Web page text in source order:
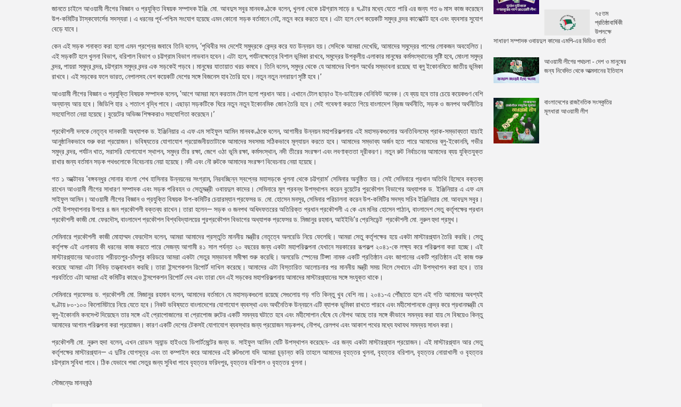
জানতে চাইলে আওয়ামী লীগের বিজ্ঞান ও প্রযুক্তি বিষয়ক সম্পাদক ইঞ্জি. মো. আবদুস সবুর মানবকণ্ঠকে বলেন, খুলনা থেকে চট্টগ্রাম সাড়ে ৪ ঘণ্টার মধ্যে যেতে পারি এর জন্য গত ৬ মাস কাজ করেছেন
উপ-কমিটির টাস্কফোর্সের সদস্যরা। এ ধরনের পূর্ব-পশ্চিম সংযোগ হয়েছে এমন কোনো সড়ক বর্তমানে নেই, নতুন করে করতে হবে। এটা হলে বেশ কয়েকটি সমুদ্র বন্দর কানেক্টেট হবে এবং ব্যবসার সুযোগ
বেড়ে যাবে।
কেন এই সড়ক শনাক্ত করা হলো এমন প্রশ্নের জবাবে তিনি বলেন, ‘পৃথিবীর সব দেশেই সমুদ্রকে কেন্দ্র করে যত উন্নয়ন হয়। সেদিকে আমরা দেখেছি, আমাদের সমুদ্রের পাশের লোকজন অবহেলিত।
এই সড়কটি হলে খুলনা বিভাগ, বরিশাল বিভাগ ও চট্টগ্রাম বিভাগ লাভবান হবেন। এটা হলে, পর্যটনক্ষেত্রে বিশাল ভূমিকা রাখবে, সমুদ্রের উপকূলীয় এলাকার মানুষের কর্মসংস্থানের সৃষ্টি হবে, মোংলা সমুদ্র
বন্দর, পায়রা সমুদ্র বন্দর, চট্টগ্রাম সমুদ্র বন্দর এক সড়কেই পড়বে। মানুষের যাতায়াত খরচ কমবে। তিনি বলেন, সমুদ্র থেকে যে আমাদের বিশাল অর্থের সম্ভাবনা রয়েছে যা ব্লু ইকোনমিতে জাতীয় ভূমিকা
রাখবে। এই সড়কের ফলে ভারত, নেপালসহ বেশ কয়েকটি দেশের সঙ্গে বিজনেস হাব তৈরি হবে। নতুন নতুন নগরায়ণ সৃষ্টি হবে।’
আওয়ামী লীগের বিজ্ঞান ও প্রযুক্তি বিষয়ক সম্পাদক বলেন, ‘আগে আমরা মনে করতাম টোল হলো প্রধান আয়। এখানে টোল ছাড়াও ইন-ডাইরেক বেনিফিট অনেক। যে ব্যয় হবে তার চেয়ে কয়েকগুণ বেশি
অন্যান্য আয় হবে। জিডিপি হার ২ শতাংশ বৃদ্ধি পাবে। এছাড়া সড়কটিকে ঘিরে নতুন নতুন ইকোনমিক জোন তৈরি হবে। সেই গবেষণা করতে গিয়ে বাংলাদেশ ব্রিজ অর্থনীতি, সড়ক ও জনপথ অর্থনীতির
সহযোগিতা নেয়া হয়েছে। বুয়েটের অভিজ্ঞ শিক্ষকরাও সহযোগিতা করেছেন।’
প্রকৌশলী দলকে নেতৃত্ব দানকারী অধ্যাপক ড. ইঞ্জিনিয়ার এ এফ এম সাইফুল আমিন মানবকণ্ঠকে বলেন, আগামীর উন্নয়ন মহাপরিকল্পনায় এই মহাসড়কগুলোর অনতিবিলম্বে প্রাক-সম্ভাব্যতা যাচাই
আনুষ্ঠানিকভাবে শুরু করা প্রয়োজন। ভবিষ্যতের যোগাযোগ প্রয়োজনীয়তাটাকে আমাদের সবসময় সঠিকভাবে মূল্যায়ন করতে হবে। আমাদের সম্ভাব্য অর্জন হতে পারে আমাদের ব্লু-ইকোনমি, গভীর
সমুদ্র বন্দর, পর্যটন খাত, সরাসরি যোগাযোগ স্থাপন, সমুদ্র তীর রক্ষা, জেগে ওঠা ভূমি রক্ষা, কর্মসংস্থান, নদী তীরের সংরক্ষণ এবং লবণাক্ততা দূরীকরণ। নতুন রুট নির্বাচনের আমাদের ব্যয় যুক্তিযুক্ত
রাখার জন্য বর্তমান সড়ক পথগুলোকে বিবেচনায় নেয়া হয়েছে। নদী এবং নৌ রুটকে আমাদের সংরক্ষণ বিবেচনায় নেয়া হয়েছে।
গত ১ অক্টোবর ‘বঙ্গবন্ধুর সোনার বাংলা শেখ হাসিনার উন্নয়নের সংগ্রাম, নিরবচ্ছিন্ন স্বপ্নের মহাসড়কে খুলনা থেকে চট্টগ্রাম’ সেমিনার অনুষ্ঠিত হয়। সেই সেমিনারে প্রধান অতিথি হিসেবে বক্তব্য
রাখেন আওয়ামী লীগের সাধারণ সম্পাদক এবং সড়ক পরিবহন ও সেতুমন্ত্রী ওবায়দুল কাদের। সেমিনারে মূল প্রবন্ধ উপস্থাপন করেন বুয়েটের পুরকৌশল বিভাগের অধ্যাপক ড. ইঞ্জিনিয়ার এ এফ এম
সাইফুল আমিন। আওয়ামী লীগের বিজ্ঞান ও প্রযুক্তি বিষয়ক উপ-কমিটির চেয়ারম্যান প্রফেসর ড. মো. হোসেন মনসুর, সেমিনার পরিচালনা করেন উপ-কমিটির সদস্য সচিব ইঞ্জিনিয়ার মো. আবদুস সবুর।
সেই উপস্থাপনার উপরে ৪ জন প্রকৌশলী বক্তব্য রাখেন। তারা হলেন— সড়ক ও জনপথ অধিদফতরের অতিরিক্ত প্রধান প্রকৌশলী এ কে এম মনির হোসেন পাঠান, বাংলাদেশ সেতু কর্তৃপক্ষের প্রধান
প্রকৌশলী কাজী মো. ফেরদৌস, বাংলাদেশ প্রকৌশল বিশ্ববিদ্যালয়ের পুরপ্রকৌশল বিভাগের অধ্যাপক প্রফেসর ড. মিজানুর রহমান, আইইভি’র প্রেসিডেন্ট প্রকৌশলী মো. নুরুল হুদা প্রমুখ।
সেমিনারে প্রকৌশলী কাজী মোহাম্মদ ফেরদৌস বলেন, আমরা আমাদের প্রস্তুতি মাননীয় মন্ত্রীর নেতৃত্বে অলরেডি নিয়ে ফেলেছি। আমরা সেতু কর্তৃপক্ষের হয়ে একটা মাস্টারপ্ল্যান তৈরি করছি। সেতু
কর্তৃপক্ষ এই এলাকায় কী ধরনের কাজ করতে পারে সেজন্য আগামী ৪১ সাল পর্যন্ত ২০ বছরের জন্য একটা মহাপরিকল্পনা যেখানে সরকারের রূপকল্প ২০৪১-কে লক্ষ্য করে পরিকল্পনা করা হচ্ছে। এই
মাস্টারপ্ল্যানের আওতায় শরীয়তপুর-চাঁদপুর করিডরে আমরা একটা সেতুর সম্ভাবনা সমীক্ষা শুরু করেছি। অলরেডি স্পেনের টিপ্সা নামক একটি প্রতিষ্ঠান এবং জাপানের একটি প্রতিষ্ঠান এই কাজ শুরু
করেছে আমরা এটা নিবিড় তত্ত্বাবধান করছি। তারা ইন্সপেকশন রিপোর্ট দাখিল করেছে। আমাদের এটা বিস্তারিত আলোচনার পর মাননীয় মন্ত্রী সময় দিলে সেখানে এটা উপস্থাপন করা হবে। তার
পরবর্তিতে এটা আমরা এই কমিটির কাছেও ইন্সপেকশন রিপোর্ট দেব এবং তারা যেন এই সড়কের মহাপরিকল্পনায় আমাদের মাস্টারপ্ল্যানের সঙ্গে সংযুক্ত থাকে।
সেমিনারে প্রফেসর ড. প্রকৌশলী মো. মিজানুর রহমান বলেন, আমাদের বর্তমানে যে মহাসড়কগুলো রয়েছে সেগুলোয় গড় গতি কিন্তু খুব বেশি নয়। ২০৪১-এ পৌঁছাতে হলে এই গতি আমাদের অবশ্যই
ঘণ্টায় ৮০-১০০ কিলোমিটারে নিয়ে যেতে হবে। নিকট ভবিষ্যতে বাংলাদেশের যোগাযোগ ব্যবস্থা এবং অর্থনৈতিক উন্নয়নে এটি ব্যাপক ভূমিকা রাখতে পারবে এবং মহীসোপানকে কেন্দ্র করে প্রধানমন্ত্রী যে
ব্লু-ইকোনমি কনসেপ্ট দিয়েছেন তার সঙ্গে এই প্রোপোজালের বা প্রোপোজ রুটের একটি সমন্বয় ঘটাতে হবে এবং মহীসোপান ঘেঁষে যে নৌপথ আছে তার সঙ্গে কীভাবে সমন্বয় করা যায় সে বিষয়েও কিন্তু
আমাদের আগাম পরিকল্পনা করা প্রয়োজন। কারণ একটি দেশের টেকসই যোগাযোগ ব্যবস্থার জন্য প্রয়োজন সড়কপথ, নৌপথ, রেলপথ এবং আকাশ পথের মধ্যে যথাযথ সমন্বয় সাধন করা।
প্রকৌশলী মো. নুরুল হুদা বলেন, এখন রোডস অ্যান্ড হাইওয়ে ডিপার্টমেন্টের জন্য ড. সাইফুল আমিন যেটি উপস্থাপন করেছেন- এর জন্য একটা মাস্টারপ্ল্যান প্রয়োজন। এই মাস্টারপ্ল্যান আর সেতু
কর্তৃপক্ষের মাস্টারপ্ল্যান— এ দুটির যোগসূত্র এবং তা কম্পাইল করে আমাদের এই রুটগুলো যদি আমরা চূড়ান্ত করি তাহলে আমাদের বৃহত্তর খুলনা, বৃহত্তর বরিশাল, বৃহত্তর নোয়াখালী ও বৃহত্তর
চট্টগ্রাম সুবিধা পাবে। ঠিক যেভাবে পদ্মা সেতুর জন্য সুবিধা পাবে বৃহত্তর ফরিদপুর, বৃহত্তর বরিশাল ও বৃহত্তর খুলনা।
সৌজন্যেঃ মানবকন্ঠ
৭৫তম
প্রতিষ্ঠাবার্ষিকী
উপলক্ষে
সাধারণ সম্পাদক ওবায়দুল কাদের এমপি-এর ভিডিও বার্তা
আওয়ামী লীগের পথচলা - দেশ ও মানুষের
জন্য নিবেদিত থেকে আত্মদানের ইতিহাস
বাংলাদেশের রাজনৈতিক সংস্কৃতির
মূলধারা আওয়ামী লীগ